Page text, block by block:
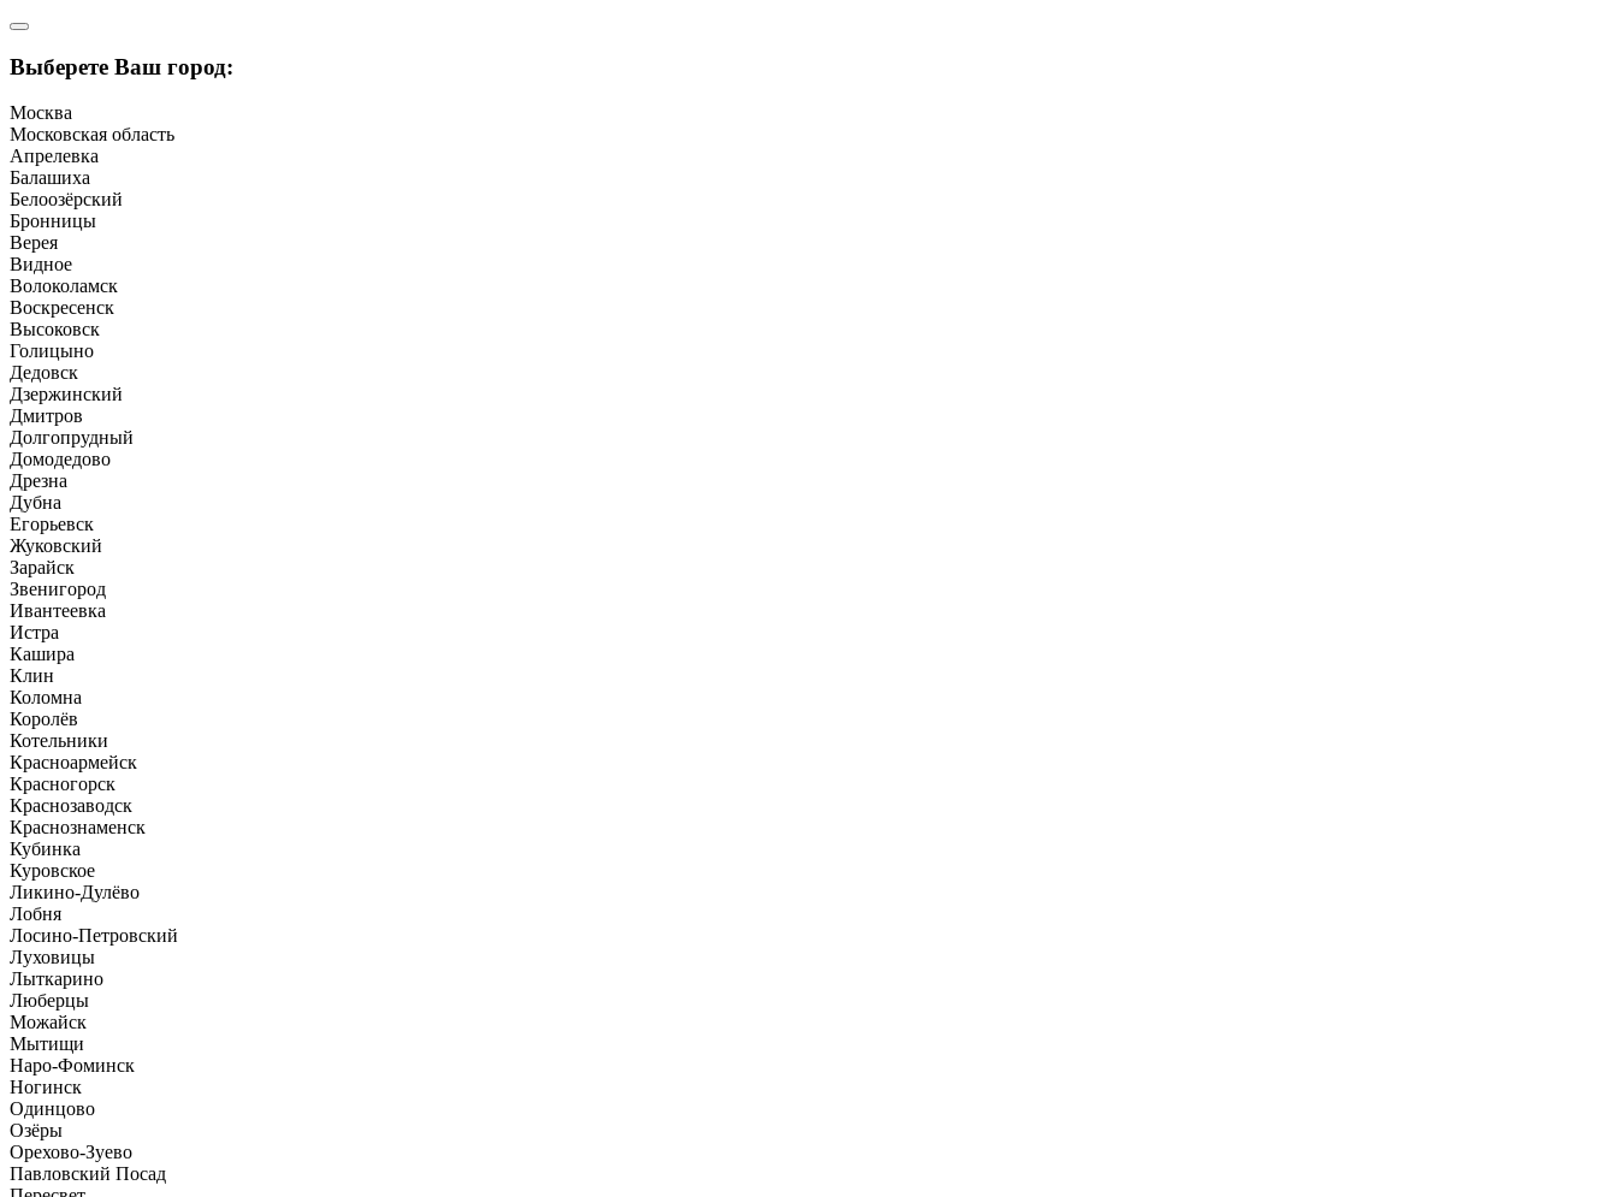
Выберете Ваш город:
Москва
Московская область
Апрелевка
Балашиха
Белоозёрский
Бронницы
Верея
Видное
Волоколамск
Воскресенск
Высоковск
Голицыно
Дедовск
Дзержинский
Дмитров
Долгопрудный
Домодедово
Дрезна
Дубна
Егорьевск
Жуковский
Зарайск
Звенигород
Ивантеевка
Истра
Кашира
Клин
Коломна
Королёв
Котельники
Красноармейск
Красногорск
Краснозаводск
Краснознаменск
Кубинка
Куровское
Ликино-Дулёво
Лобня
Лосино-Петровский
Луховицы
Лыткарино
Люберцы
Можайск
Мытищи
Наро-Фоминск
Ногинск
Одинцово
Озёры
Орехово-Зуево
Павловский Посад